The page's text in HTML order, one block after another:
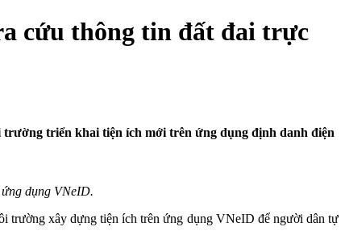
cứu thông tin đất đai trực
triển khai tiện ích mới trên ứng dụng định danh điện
dụng VNeID.
trường xây dựng tiện ích trên ứng dụng VNeID để người dân tự